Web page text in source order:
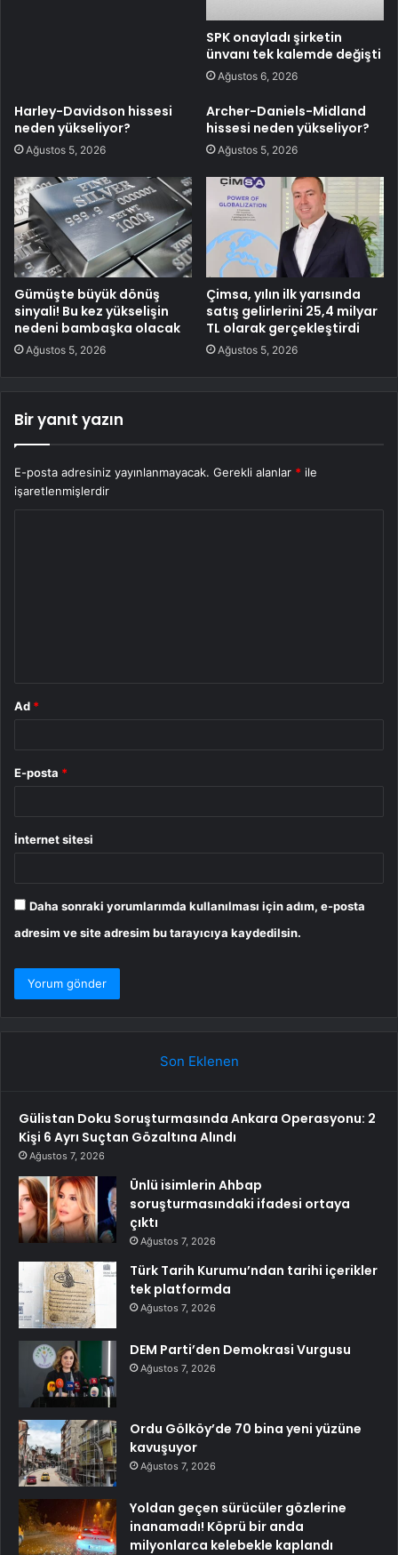
SPK onayladı şirketin
ünvanı tek kalemde değişti
Ağustos 6, 2026
Harley-Davidson hissesi
neden yükseliyor?
Ağustos 5, 2026
Archer-Daniels-Midland
hissesi neden yükseliyor?
Ağustos 5, 2026
Gümüşte büyük dönüş
sinyali! Bu kez yükselişin
nedeni bambaşka olacak
Ağustos 5, 2026
Çimsa, yılın ilk yarısında
satış gelirlerini 25,4 milyar
TL olarak gerçekleştirdi
Ağustos 5, 2026
Bir yanıt yazın
E-posta adresiniz yayınlanmayacak. Gerekli alanlar * ile
işaretlenmişlerdir
Ad *
E-posta *
İnternet sitesi
Daha sonraki yorumlarımda kullanılması için adım, e-posta
adresim ve site adresim bu tarayıcıya kaydedilsin.
Son Eklenen
Gülistan Doku Soruşturmasında Ankara Operasyonu: 2
Kişi 6 Ayrı Suçtan Gözaltına Alındı
Ağustos 7, 2026
Ünlü isimlerin Ahbap
soruşturmasındaki ifadesi ortaya
çıktı
Ağustos 7, 2026
Türk Tarih Kurumu’ndan tarihi içerikler
tek platformda
Ağustos 7, 2026
DEM Parti’den Demokrasi Vurgusu
Ağustos 7, 2026
Ordu Gölköy’de 70 bina yeni yüzüne
kavuşuyor
Ağustos 7, 2026
Yoldan geçen sürücüler gözlerine
inanamadı! Köprü bir anda
milyonlarca kelebekle kaplandı